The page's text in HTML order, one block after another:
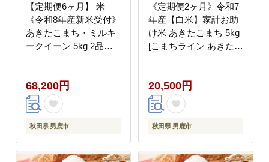
【定期便6ヶ月】 米
《令和8年産新米受付》
あきたこまち・ミルキ
ークイーン 5kg 2品種
先行受付 こめ 秋田 男
鹿市 ミルキークイーン
白米 あきたこまち]
68,200円
秋田県 男鹿市
《定期便2ヶ月》令和7
年産【白米】家計お助
け米 あきたこまち 5kg
[こまちライン あきたこ
田 秋田県産]
20,500円
秋田県 男鹿市